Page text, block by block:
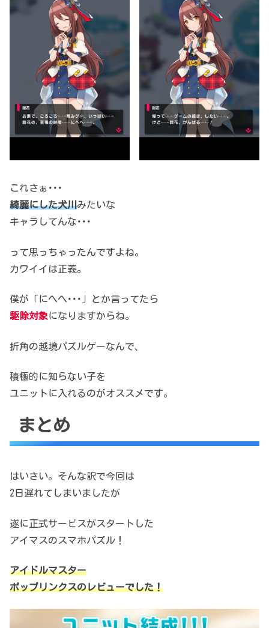
これさぁ･･･
綺麗にした犬川みたいな
キャラしてんな･･･
って思っちゃったんですよね。
カワイイは正義。
僕が「にへへ･･･」とか言ってたら
駆除対象になりますからね。
折角の越境パズルゲーなんで、
積極的に知らない子を
ユニットに入れるのがオススメです。
まとめ
はいさい。そんな訳で今回は
2日遅れてしまいましたが
遂に正式サービスがスタートした
アイマスのスマホパズル！
アイドルマスター
ポップリンクスのレビューでした！